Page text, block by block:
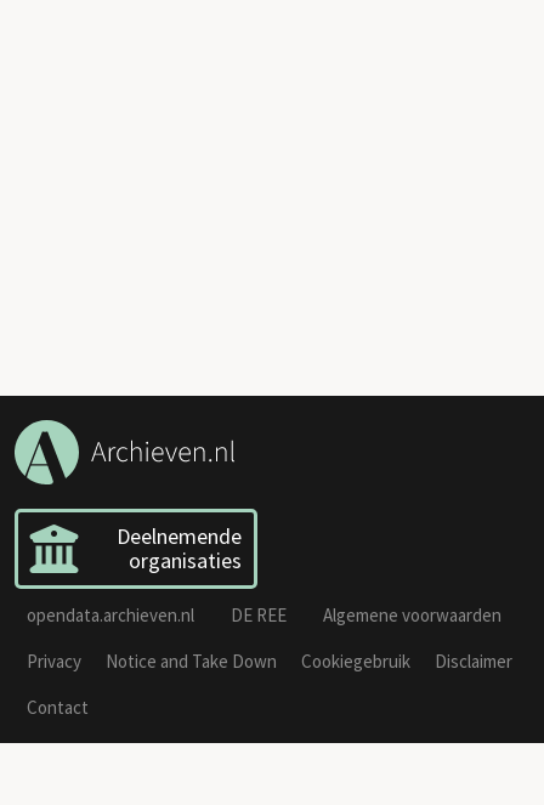
Deelnemende
organisaties
opendata.archieven.nl DE REE
Algemene voorwaarden
Privacy
Notice and Take Down Cookiegebruik
Disclaimer
Contact